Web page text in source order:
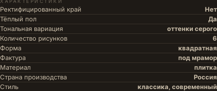
Ректифицированный край
Нет
Тёплый пол
Да
Тональная вариация
оттенки серого
Количество рисунков
6
Форма
квадратная
Фактура
под мрамор
Материал
плитка
Страна производства
Россия
Стиль
классика, современный